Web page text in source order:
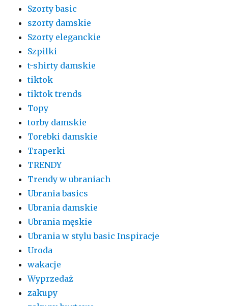
Szorty basic
szorty damskie
Szorty eleganckie
Szpilki
t-shirty damskie
tiktok
tiktok trends
Topy
torby damskie
Torebki damskie
Traperki
TRENDY
Trendy w ubraniach
Ubrania basics
Ubrania damskie
Ubrania męskie
Ubrania w stylu basic Inspiracje
Uroda
wakacje
Wyprzedaż
zakupy